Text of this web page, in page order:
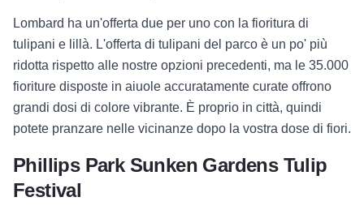
Lombard ha un'offerta due per uno con la fioritura di
tulipani e lillà. L'offerta di tulipani del parco è un po' più
ridotta rispetto alle nostre opzioni precedenti, ma le 35.000
fioriture disposte in aiuole accuratamente curate offrono
grandi dosi di colore vibrante. È proprio in città, quindi
potete pranzare nelle vicinanze dopo la vostra dose di fiori.
Phillips Park Sunken Gardens Tulip
Festival